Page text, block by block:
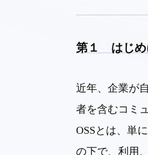
第１ はじめ
近年、企業が
者を含むコミ
OSS とは、単
の下で、利用